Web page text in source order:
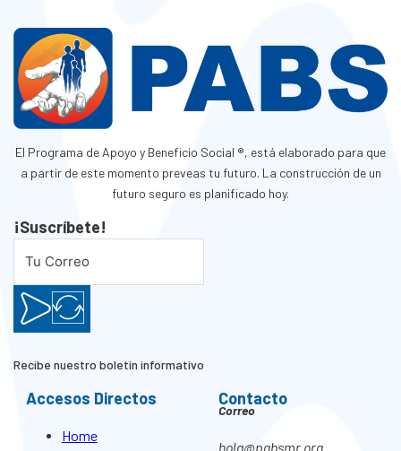
El Programa de Apoyo y Beneficio Social ®, está elaborado para que
a partir de este momento preveas tu futuro. La construcción de un
futuro seguro es planificado hoy.
¡Suscríbete!
Recibe nuestro boletín informativo
Accesos Directos
Home
Contacto
Correo
hola@pabsmr.org